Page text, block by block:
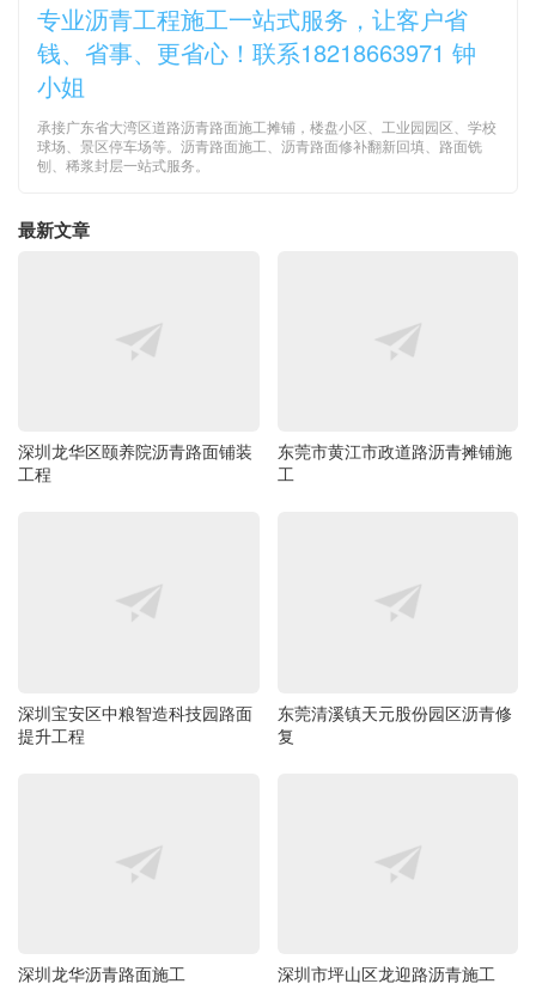
专业沥青工程施工一站式服务，让客户省
钱、省事、更省心！联系18218663971 钟
小姐
承接广东省大湾区道路沥青路面施工摊铺，楼盘小区、工业园园区、学校
球场、景区停车场等。沥青路面施工、沥青路面修补翻新回填、路面铣
刨、稀浆封层一站式服务。
最新文章
深圳龙华区颐养院沥青路面铺装
工程
东莞市黄江市政道路沥青摊铺施
工
深圳宝安区中粮智造科技园路面
提升工程
东莞清溪镇天元股份园区沥青修
复
深圳龙华沥青路面施工 深圳市坪山区龙迎路沥青施工